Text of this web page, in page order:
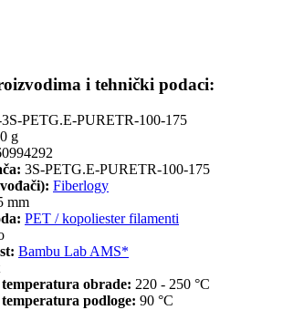
i tehnički podaci:
PETG.E-PURETR-100-175
g
3S-PETG.E-PURETR-100-175
Fiberlogy
mm
PET / kopoliester filamenti
Bambu Lab AMS*
obrade: 220 - 250 °C
podloge: 90 °C